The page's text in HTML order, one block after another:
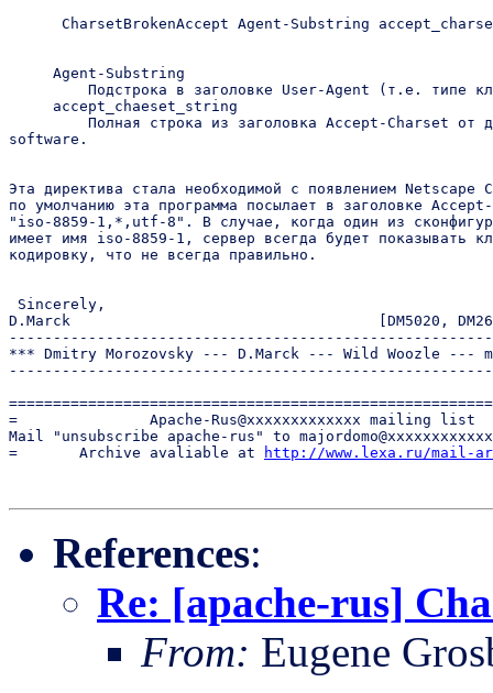
CharsetBrokenAccept Agent-Substring
     Agent-Substring
Подстрока в заголовке User-Agent (т.е. типе
     accept_chaeset_string
Полная строка из заголовка Accept-Charset от
software.
Эта директива стала необходимой с появлением Netscape
по умолчанию эта программа посылает в заголовке
"iso-8859-1,*,utf-8". В случае, когда один из
имеет имя iso-8859-1, сервер всегда будет показывать
кодировку, что не всегда правильно.
Sincerely,
D.Marck                                   [DM5020, DM268-
*** Dmitry Morozovsky --- D.Marck --- Wild Woozle ---
=               Apache-Rus@xxxxxxxxxxxxx
Mail "unsubscribe apache-rus" to
=       Archive avaliable at
http://www.lexa.ru/mail-
References:
Re: [apache-rus]
From: Eugene